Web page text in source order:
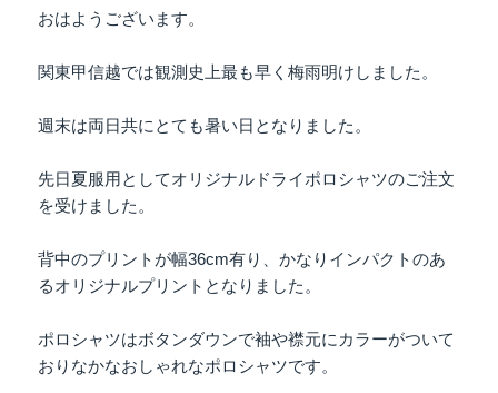
おはようございます。
関東甲信越では観測史上最も早く梅雨明けしました。
週末は両日共にとても暑い日となりました。
先日夏服用としてオリジナルドライポロシャツのご注文
を受けました。
背中のプリントが幅36cm有り、かなりインパクトのあ
るオリジナルプリントとなりました。
ポロシャツはボタンダウンで袖や襟元にカラーがついて
おりなかなおしゃれなポロシャツです。